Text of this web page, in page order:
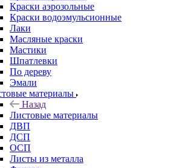
Краски аэрозольные
Краски водоэмульсионные
Лаки
Масляные краски
Мастики
Шпатлевки
По дереву
Эмали
материалы
Назад
Листовые материалы
ДВП
ДСП
ОСП
Листы из металла